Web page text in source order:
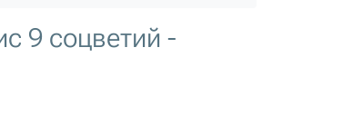
9 соцветий -